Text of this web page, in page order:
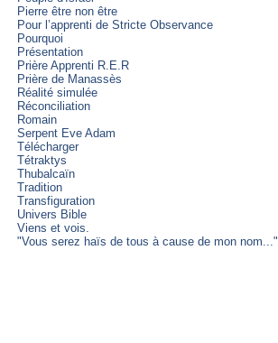
Pierre être non être
Pour l’apprenti de Stricte Observance
Pourquoi
Présentation
Prière Apprenti R.E.R
Prière de Manassès
Réalité simulée
Réconciliation
Romain
Serpent Eve Adam
Télécharger
Tétraktys
Thubalcaïn
Tradition
Transfiguration
Univers Bible
Viens et vois.
"Vous serez haïs de tous à cause de mon nom..."